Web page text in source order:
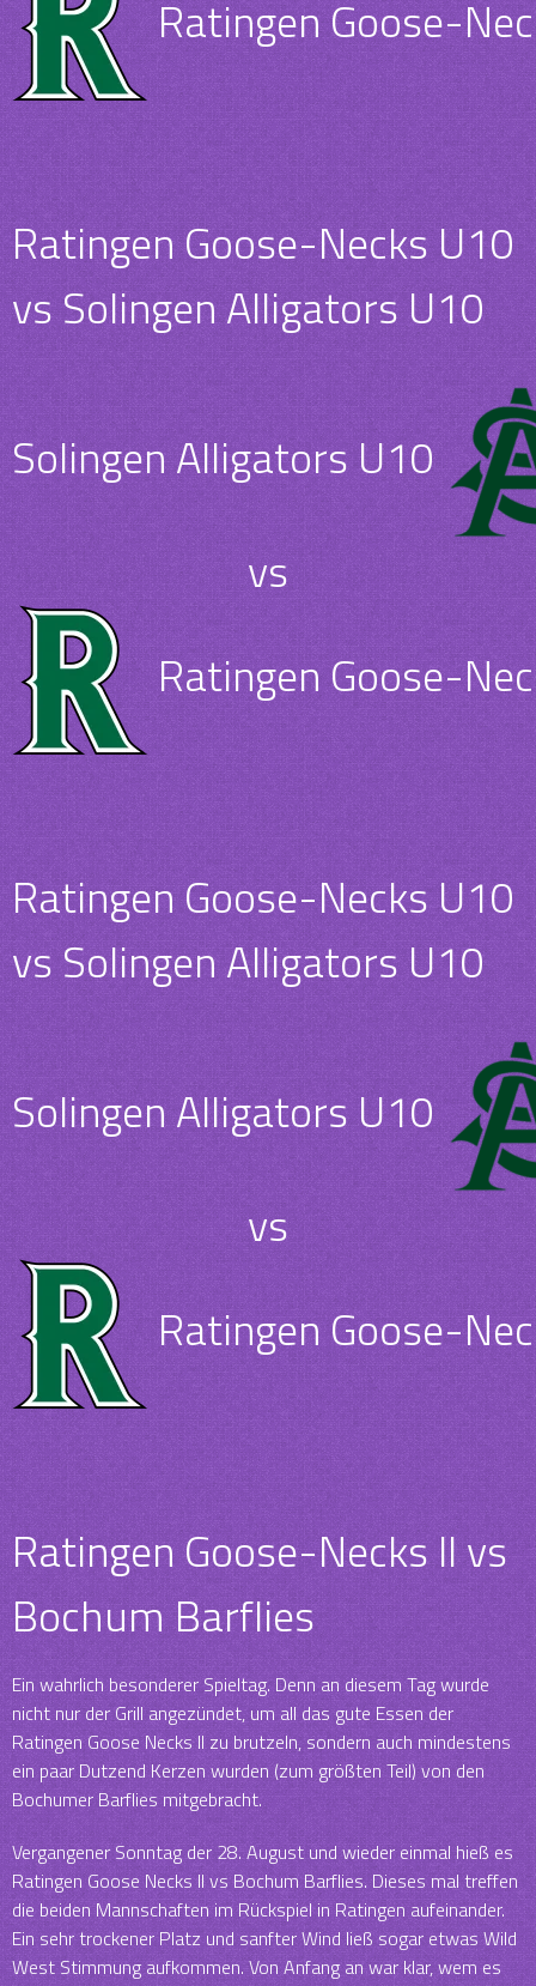
Ratingen Goose-
Ratingen Goose-Necks U10
vs Solingen Alligators U10
Solingen Alligators U10
vs
Ratingen Goose-
Ratingen Goose-Necks U10
vs Solingen Alligators U10
Solingen Alligators U10
vs
Ratingen Goose-
Ratingen Goose-Necks II vs
Bochum Barflies
Ein wahrlich besonderer Spieltag. Denn an diesem Tag wurde
nicht nur der Grill angezündet, um all das gute Essen der
Ratingen Goose Necks II zu brutzeln, sondern auch mindestens
ein paar Dutzend Kerzen wurden (zum größten Teil) von den
Bochumer Barflies mitgebracht.
Vergangener Sonntag der 28. August und wieder einmal hieß es
Ratingen Goose Necks II vs Bochum Barflies. Dieses mal treffen
die beiden Mannschaften im Rückspiel in Ratingen aufeinander.
Ein sehr trockener Platz und sanfter Wind ließ sogar etwas Wild
West Stimmung aufkommen. Von Anfang an war klar, wem es